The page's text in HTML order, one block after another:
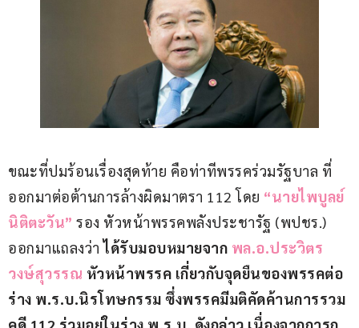
ขณะที่ปมร้อนเรื่องสุดท้าย คือท่าทีพรรคร่วมรัฐบาล ที่
ออกมาต่อต้านการล้างผิดมาตรา 112 โดย “นายไพบูลย์
นิติตะวัน” รอง หัวหน้าพรรคพลังประชารัฐ (พปชร.)
ออกมาแถลงว่า ได้รับมอบหมายจาก พล.อ.ประวิตร
วงษ์สุวรรณ หัวหน้าพรรค เกี่ยวกับจุดยืนของพรรคต่อ
ร่าง พ.ร.บ.นิรโทษกรรม ซึ่งพรรคมีมติคัดค้านการรวม
คดี 112 ร่วมอยู่ในร่าง พ.ร.บ. ดังกล่าว เนื่องจากการก